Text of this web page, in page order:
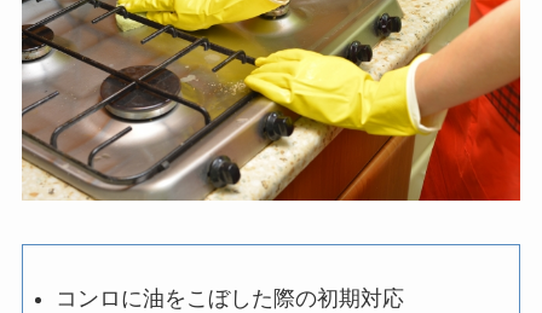
コンロに油をこぼした際の初期対応